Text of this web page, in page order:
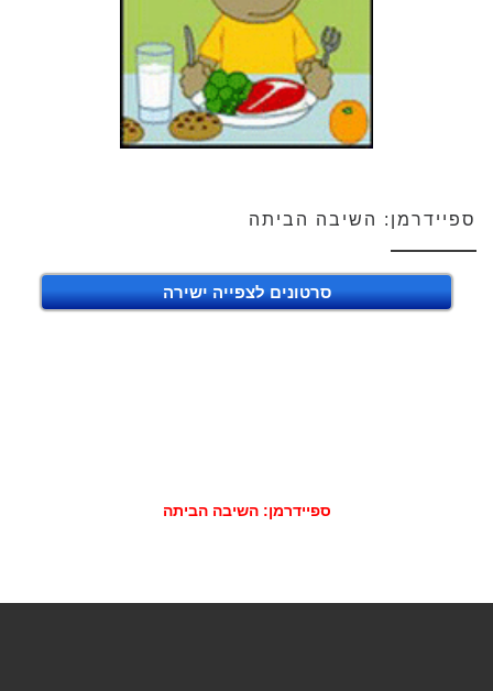
ספיידרמן: השיבה הביתה
סרטונים לצפייה ישירה
ספיידרמן: השיבה הביתה